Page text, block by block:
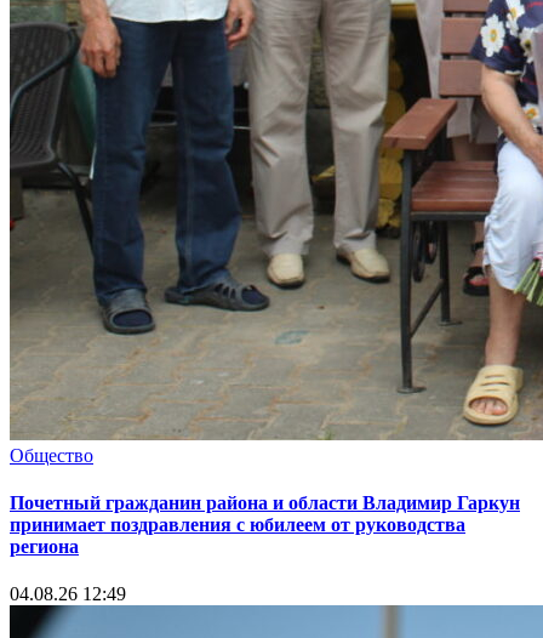
Общество
Почетный гражданин района и области Владимир Гаркун
принимает поздравления с юбилеем от руководства
региона
04.08.26 12:49